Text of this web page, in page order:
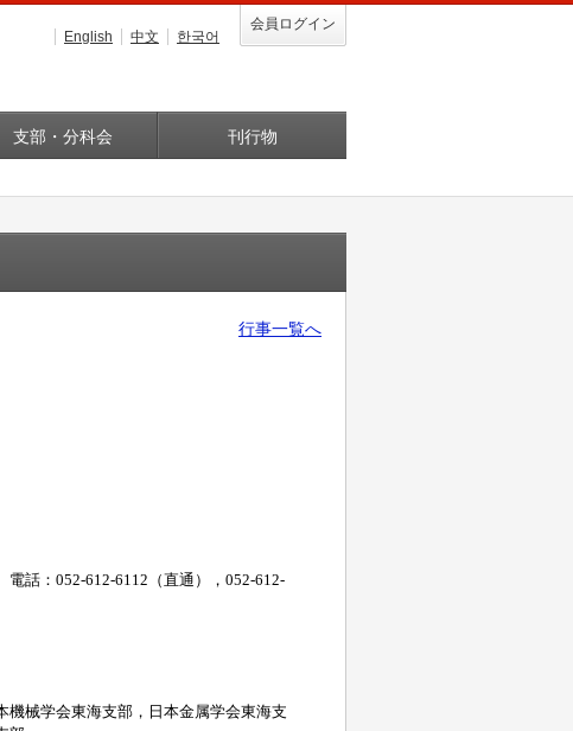
English 中文 한국어
会員ログイン
支部・分科会 刊行物
行事一覧へ